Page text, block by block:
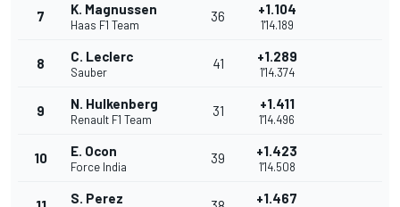
7 K. Magnussen
Haas F1 Team
36 +1.104
1'14.189
8 C. Leclerc
Sauber
41 +1.289
1'14.374
9 N. Hulkenberg
Renault F1 Team
31 +1.411
1'14.496
10 E. Ocon
Force India
39 +1.423
1'14.508
S. Perez +1.467